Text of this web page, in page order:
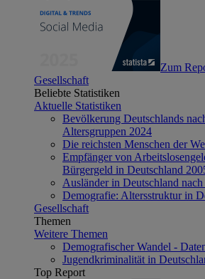
Zum
Gesellschaft
Beliebte Statistiken
Aktuelle Statistiken
Bevölkerung Deutschlands
Altersgruppen 2024
Die reichsten Menschen der
Empfänger von
Bürgergeld in Deutschland
Ausländer in Deutschland
Demografie: Altersstruktur in
Gesellschaft
Themen
Weitere Themen
Demografischer Wandel -
Jugendkriminalität in
Top Report